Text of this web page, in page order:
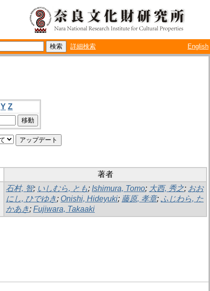
詳細検索 English
Y Z
著者
石村, 智; いしむら, とも; Ishimura, Tomo; 大西, 秀之; おお
にし, ひでゆき; Onishi, Hideyuki; 藤原, 孝章; ふじわら, た
かあき; Fujiwara, Takaaki